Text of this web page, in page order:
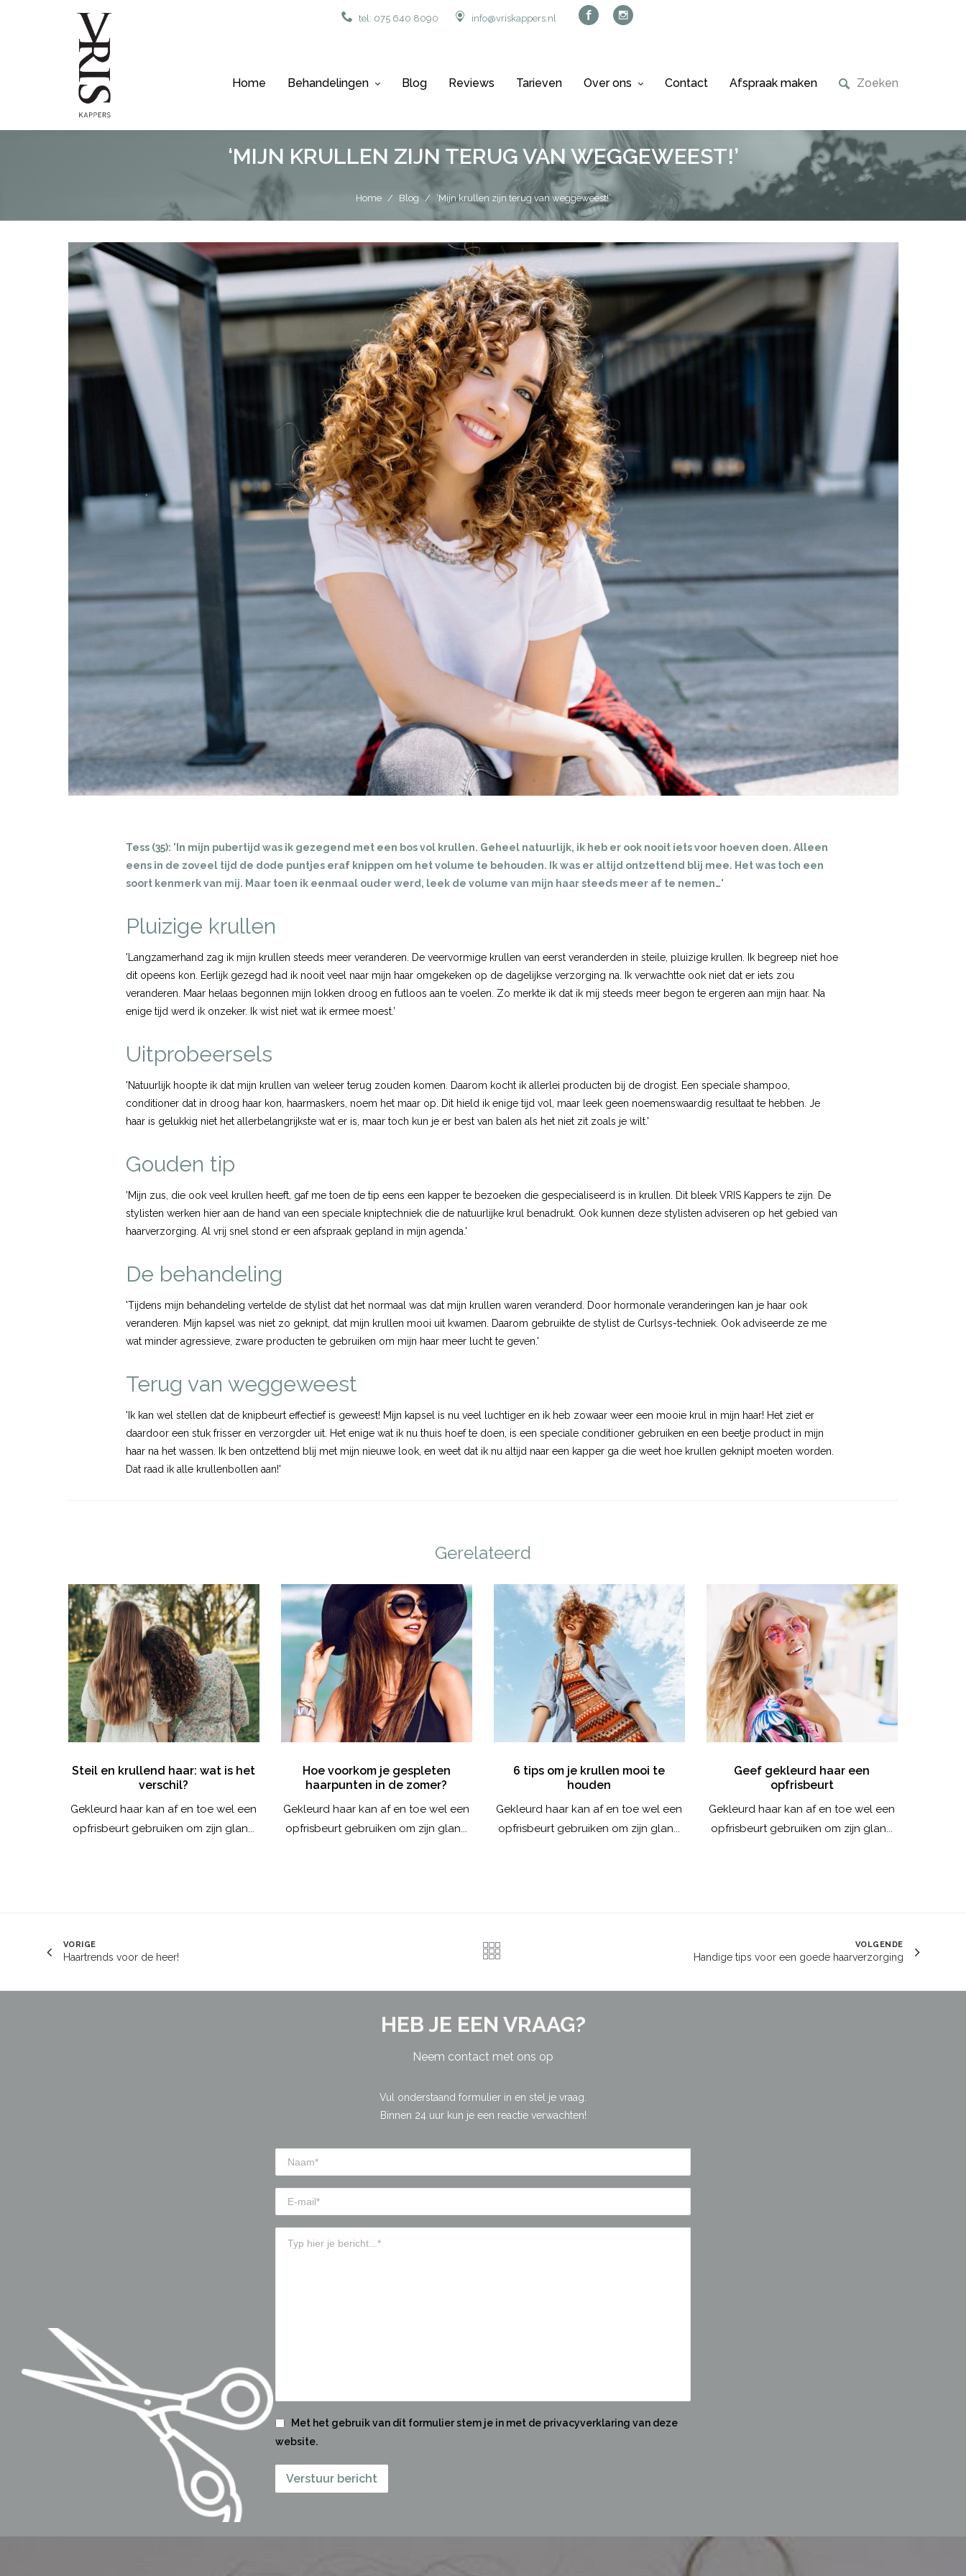
tel: 075 640 8090 info@vriskappers.nl
Home Behandelingen Blog Reviews Tarieven Over ons Contact Afspraak maken
‘MIJN KRULLEN ZIJN TERUG VAN WEGGEWEEST!’
Home / Blog / ‘Mijn krullen zijn terug van weggeweest!’
Tess (35): 'In mijn pubertijd was ik gezegend met een bos vol krullen. Geheel natuurlijk, ik heb er ook nooit iets voor hoeven doen. Alleen
eens in de zoveel tijd de dode puntjes eraf knippen om het volume te behouden. Ik was er altijd ontzettend blij mee. Het was toch een
soort kenmerk van mij. Maar toen ik eenmaal ouder werd, leek de volume van mijn haar steeds meer af te nemen…'
Pluizige krullen
'Langzamerhand zag ik mijn krullen steeds meer veranderen. De veervormige krullen van eerst veranderden in steile, pluizige krullen. Ik begreep niet hoe
dit opeens kon. Eerlijk gezegd had ik nooit veel naar mijn haar omgekeken op de dagelijkse verzorging na. Ik verwachtte ook niet dat er iets zou
veranderen. Maar helaas begonnen mijn lokken droog en futloos aan te voelen. Zo merkte ik dat ik mij steeds meer begon te ergeren aan mijn haar. Na
enige tijd werd ik onzeker. Ik wist niet wat ik ermee moest.’
Uitprobeersels
'Natuurlijk hoopte ik dat mijn krullen van weleer terug zouden komen. Daarom kocht ik allerlei producten bij de drogist. Een speciale shampoo,
conditioner dat in droog haar kon, haarmaskers, noem het maar op. Dit hield ik enige tijd vol, maar leek geen noemenswaardig resultaat te hebben. Je
haar is gelukkig niet het allerbelangrijkste wat er is, maar toch kun je er best van balen als het niet zit zoals je wilt.'
Gouden tip
'Mijn zus, die ook veel krullen heeft, gaf me toen de tip eens een kapper te bezoeken die gespecialiseerd is in krullen. Dit bleek VRIS Kappers te zijn. De
stylisten werken hier aan de hand van een speciale kniptechniekdie de natuurlijke krul benadrukt. Ook kunnen deze stylisten adviseren op het gebied van
haarverzorging. Al vrij snel stond er een afspraak gepland in mijn agenda.'
De behandeling
'Tijdens mijn behandeling vertelde de stylist dat het normaal was dat mijn krullen waren veranderd. Door hormonale veranderingen kan je haar ook
veranderen. Mijn kapsel was niet zo geknipt, dat mijn krullen mooi uit kwamen. Daarom gebruikte de stylistde Curlsys-techniek. Ook adviseerde ze me
wat minder agressieve, zware producten te gebruiken om mijn haar meer lucht te geven.'
Terug van weggeweest
'Ik kan wel stellen dat de knipbeurt effectief is geweest! Mijn kapsel is nu veel luchtiger en ik heb zowaar weer een mooie krul in mijn haar! Het ziet er
daardoor een stuk frisser en verzorgder uit. Het enige wat ik nu thuis hoef te doen, is een speciale conditioner gebruiken en een beetje product in mijn
haar na het wassen. Ik ben ontzettend blij met mijn nieuwe look, en weet dat ik nu altijd naar een kapper ga die weet hoe krullen geknipt moeten worden.
Dat raad ik alle krullenbollen aan!'
Gerelateerd
Steil en krullend haar: wat is het
verschil?
Gekleurd haar kan af en toe wel een
opfrisbeurt gebruiken om zijn glan...
Hoe voorkom je gespleten
haarpunten in de zomer?
Gekleurd haar kan af en toe wel een
opfrisbeurt gebruiken om zijn glan...
6 tips om je krullen mooi te
houden
Gekleurd haar kan af en toe wel een
opfrisbeurt gebruiken om zijn glan...
Geef gekleurd haar een
opfrisbeurt
Gekleurd haar kan af en toe wel een
opfrisbeurt gebruiken om zijn glan...
VORIGE
Haartrends voor de heer!
VOLGENDE
Handige tips voor een goede haarverzorging
HEB JE EEN VRAAG?
Neem contact met ons op
Vul onderstaand formulier in en stel je vraag.
Binnen 24 uur kun je een reactie verwachten!
Met het gebruik van dit formulier stem je in met de privacyverklaring van deze
website.
Verstuur bericht